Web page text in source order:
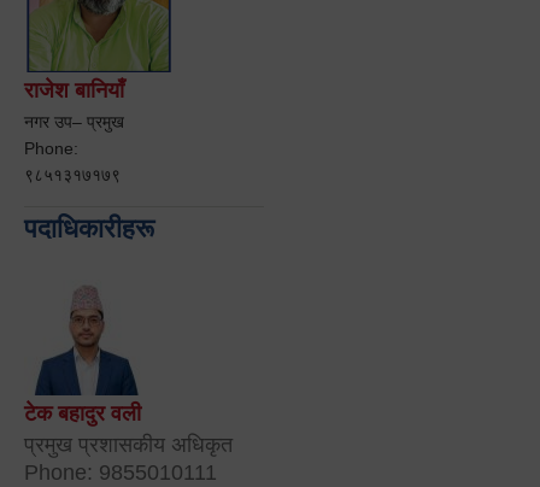
राजेश बानियाँ
नगर उप– प्रमुख
Phone:
९८५१३१७१७९
पदाधिकारीहरू
टेक बहादुर वली
प्रमुख प्रशासकीय अधिकृत
Phone: 9855010111